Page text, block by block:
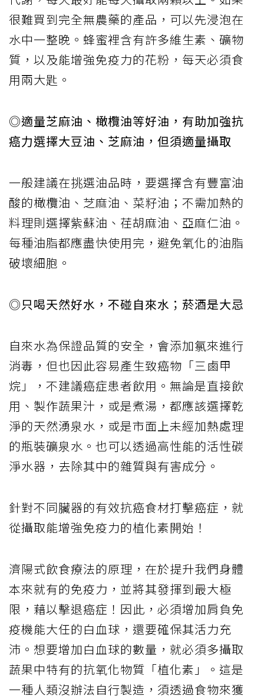
很難買到完全無農藥的產品，可以先浸泡在
水中一整晚。蜂蜜裡含有許多維生素、礦物
質，以及能增強免疫力的花粉，每天必須食
用兩大匙。
◎適量芝麻油、橄欖油等好油，有助加強抗
癌力選擇大豆油、芝麻油，但須適量攝取
一般建議在挑選油品時，要選擇含有豐富油
酸的橄欖油、芝麻油、菜籽油；不需加熱的
料理則選擇紫蘇油、荏胡麻油、亞麻仁油。
每種油脂都應盡快使用完，避免氧化的油脂
破壞細胞。
◎只喝天然好水，不碰自來水；菸酒是大忌
自來水為保證品質的安全，會添加氯來進行
消毒，但也因此容易產生致癌物「三鹵甲
烷」，不建議癌症患者飲用。無論是直接飲
用、製作蔬果汁，或是煮湯，都應該選擇乾
淨的天然湧泉水，或是市面上未經加熱處理
的瓶裝礦泉水。也可以透過高性能的活性碳
淨水器，去除其中的雜質與有害成分。
針對不同臟器的有效抗癌食材打擊癌症，就
從攝取能增強免疫力的植化素開始！
濟陽式飲食療法的原理，在於提升我們身體
本來就有的免疫力，並將其發揮到最大極
限，藉以擊退癌症！因此，必須增加肩負免
疫機能大任的白血球，還要確保其活力充
沛。想要增加白血球的數量，就必須多攝取
蔬果中特有的抗氧化物質「植化素」。這是
一種人類沒辦法自行製造，須透過食物來獲